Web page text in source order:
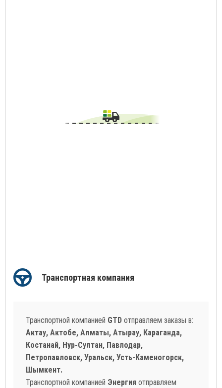
Транспортная компания
Транспортной компанией GTD отправляем заказы в:
Актау, Актобе, Алматы, Атырау, Караганда,
Костанай, Нур-Султан, Павлодар,
Петропавловск, Уральск, Усть-Каменогорск,
Шымкент.
Транспортной компанией Энергия отправляем